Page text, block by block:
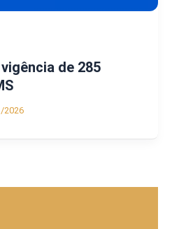
de 285
2026